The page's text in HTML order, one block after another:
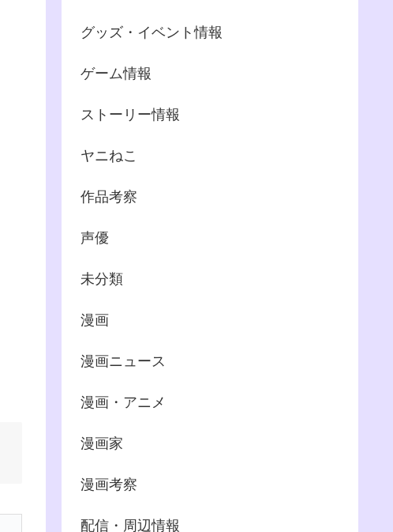
グッズ・イベント情報
ゲーム情報
ストーリー情報
ヤニねこ
作品考察
声優
未分類
漫画
漫画ニュース
漫画・アニメ
漫画家
漫画考察
配信・周辺情報